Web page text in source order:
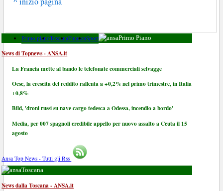
Primo pianoToscanaFinanzaSport Primo Piano
News di Topnews - ANSA.it
La Francia mette al bando le telefonate commerciali selvagge
Ocse, la crescita del reddito rallenta a +0,2% nel primo trimestre, in Italia
+0,8%
Bild, 'droni russi su nave cargo tedesca a Odessa, incendio a bordo'
Media, per 007 spagnoli credibile appello per nuovo assalto a Ceuta il 15
agosto
Ansa Top News - Tutti gli Rss
Toscana
News dalla Toscana - ANSA.it